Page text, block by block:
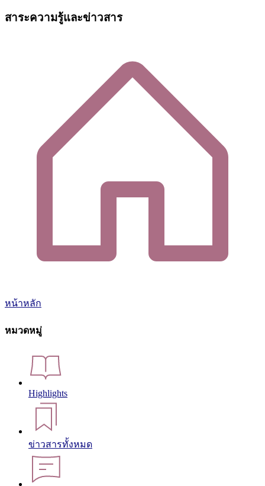
สาระความรู้และข่าวสาร
หน้าหลัก
หมวดหมู่
Highlights
ข่าวสารทั้งหมด